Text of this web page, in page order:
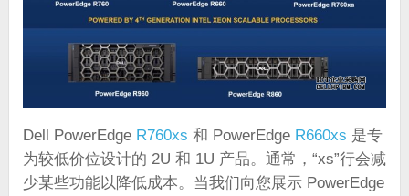
Dell PowerEdge R760xs 和 PowerEdge R660xs 是专
为较低价位设计的 2U 和 1U 产品。通常，“xs”行会减
少某些功能以降低成本。当我们向您展示 PowerEdge